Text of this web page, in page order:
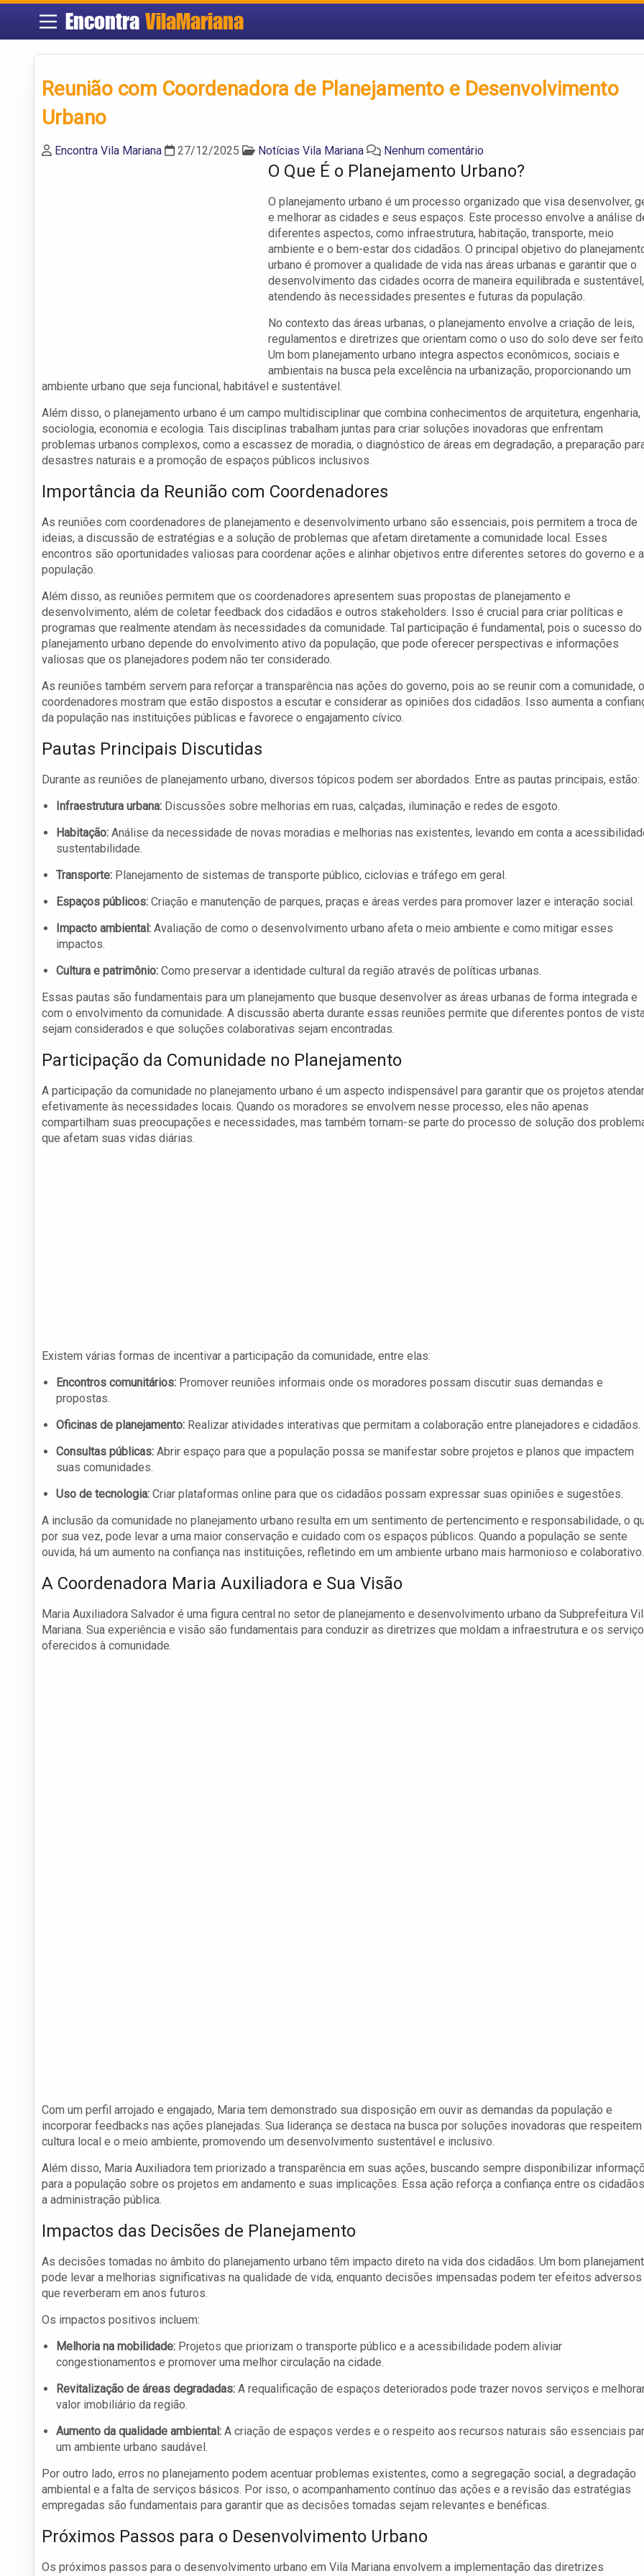
Encontra VilaMariana
Reunião com Coordenadora de Planejamento e Desenvolvimento
Urbano
Encontra Vila Mariana 27/12/2025 Notícias Vila Mariana Nenhum comentário
O Que É o Planejamento Urbano?
O planejamento urbano é um processo organizado que visa desenvolver,
e melhorar as cidades e seus espaços. Este processo envolve a análise
diferentes aspectos, como infraestrutura, habitação, transporte, meio
ambiente e o bem-estar dos cidadãos. O principal objetivo do
urbano é promover a qualidade de vida nas áreas urbanas e garantir que o
desenvolvimento das cidades ocorra de maneira equilibrada e sustentável,
atendendo às necessidades presentes e futuras da população.
No contexto das áreas urbanas, o planejamento envolve a criação de leis,
regulamentos e diretrizes que orientam como o uso do solo deve ser
Um bom planejamento urbano integra aspectos econômicos, sociais e
ambientais na busca pela excelência na urbanização, proporcionando um
ambiente urbano que seja funcional, habitável e sustentável.
Além disso, o planejamento urbano é um campo multidisciplinar que combina conhecimentos de arquitetura, engenharia,
sociologia, economia e ecologia. Tais disciplinas trabalham juntas para criar soluções inovadoras que enfrentam
problemas urbanos complexos, como a escassez de moradia, o diagnóstico de áreas em degradação, a preparação
desastres naturais e a promoção de espaços públicos inclusivos.
Importância da Reunião com Coordenadores
As reuniões com coordenadores de planejamento e desenvolvimento urbano são essenciais, pois permitem a troca de
ideias, a discussão de estratégias e a solução de problemas que afetam diretamente a comunidade local. Esses
encontros são oportunidades valiosas para coordenar ações e alinhar objetivos entre diferentes setores do governo e a
população.
Além disso, as reuniões permitem que os coordenadores apresentem suas propostas de planejamento e
desenvolvimento, além de coletar feedback dos cidadãos e outros stakeholders. Isso é crucial para criar políticas e
programas que realmente atendam às necessidades da comunidade. Tal participação é fundamental, pois o sucesso do
planejamento urbano depende do envolvimento ativo da população, que pode oferecer perspectivas e informações
valiosas que os planejadores podem não ter considerado.
As reuniões também servem para reforçar a transparência nas ações do governo, pois ao se reunir com a comunidade,
coordenadores mostram que estão dispostos a escutar e considerar as opiniões dos cidadãos. Isso aumenta a
da população nas instituições públicas e favorece o engajamento cívico.
Pautas Principais Discutidas
Durante as reuniões de planejamento urbano, diversos tópicos podem ser abordados. Entre as pautas principais, estão:
Infraestrutura urbana: Discussões sobre melhorias em ruas, calçadas, iluminação e redes de esgoto.
Habitação: Análise da necessidade de novas moradias e melhorias nas existentes, levando em conta a
sustentabilidade.
Transporte: Planejamento de sistemas de transporte público, ciclovias e tráfego em geral.
Espaços públicos: Criação e manutenção de parques, praças e áreas verdes para promover lazer e interação social.
Impacto ambiental: Avaliação de como o desenvolvimento urbano afeta o meio ambiente e como mitigar esses
impactos.
Cultura e patrimônio: Como preservar a identidade cultural da região através de políticas urbanas.
Essas pautas são fundamentais para um planejamento que busque desenvolver as áreas urbanas de forma integrada e
com o envolvimento da comunidade. A discussão aberta durante essas reuniões permite que diferentes pontos de
sejam considerados e que soluções colaborativas sejam encontradas.
Participação da Comunidade no Planejamento
A participação da comunidade no planejamento urbano é um aspecto indispensável para garantir que os projetos
efetivamente às necessidades locais. Quando os moradores se envolvem nesse processo, eles não apenas
compartilham suas preocupações e necessidades, mas também tornam-se parte do processo de solução dos
que afetam suas vidas diárias.
Existem várias formas de incentivar a participação da comunidade, entre elas:
Encontros comunitários: Promover reuniões informais onde os moradores possam discutir suas demandas e
propostas.
Oficinas de planejamento: Realizar atividades interativas que permitam a colaboração entre planejadores e cidadãos.
Consultas públicas: Abrir espaço para que a população possa se manifestar sobre projetos e planos que impactem
suas comunidades.
Uso de tecnologia: Criar plataformas online para que os cidadãos possam expressar suas opiniões e sugestões.
A inclusão da comunidade no planejamento urbano resulta em um sentimento de pertencimento e responsabilidade, o
por sua vez, pode levar a uma maior conservação e cuidado com os espaços públicos. Quando a população se sente
ouvida, há um aumento na confiança nas instituições, refletindo em um ambiente urbano mais harmonioso e colaborativo.
A Coordenadora Maria Auxiliadora e Sua Visão
Maria Auxiliadora Salvador é uma figura central no setor de planejamento e desenvolvimento urbano da Subprefeitura
Mariana. Sua experiência e visão são fundamentais para conduzir as diretrizes que moldam a infraestrutura e os
oferecidos à comunidade.
Com um perfil arrojado e engajado, Maria tem demonstrado sua disposição em ouvir as demandas da população e
incorporar feedbacks nas ações planejadas. Sua liderança se destaca na busca por soluções inovadoras que respeitem
cultura local e o meio ambiente, promovendo um desenvolvimento sustentável e inclusivo.
Além disso, Maria Auxiliadora tem priorizado a transparência em suas ações, buscando sempre disponibilizar
para a população sobre os projetos em andamento e suas implicações. Essa ação reforça a confiança entre os
a administração pública.
Impactos das Decisões de Planejamento
As decisões tomadas no âmbito do planejamento urbano têm impacto direto na vida dos cidadãos. Um bom
pode levar a melhorias significativas na qualidade de vida, enquanto decisões impensadas podem ter efeitos adversos
que reverberam em anos futuros.
Os impactos positivos incluem:
Melhoria na mobilidade: Projetos que priorizam o transporte público e a acessibilidade podem aliviar
congestionamentos e promover uma melhor circulação na cidade.
Revitalização de áreas degradadas: A requalificação de espaços deteriorados pode trazer novos serviços e
valor imobiliário da região.
Aumento da qualidade ambiental: A criação de espaços verdes e o respeito aos recursos naturais são essenciais
um ambiente urbano saudável.
Por outro lado, erros no planejamento podem acentuar problemas existentes, como a segregação social, a degradação
ambiental e a falta de serviços básicos. Por isso, o acompanhamento contínuo das ações e a revisão das estratégias
empregadas são fundamentais para garantir que as decisões tomadas sejam relevantes e benéficas.
Próximos Passos para o Desenvolvimento Urbano
Os próximos passos para o desenvolvimento urbano em Vila Mariana envolvem a implementação das diretrizes